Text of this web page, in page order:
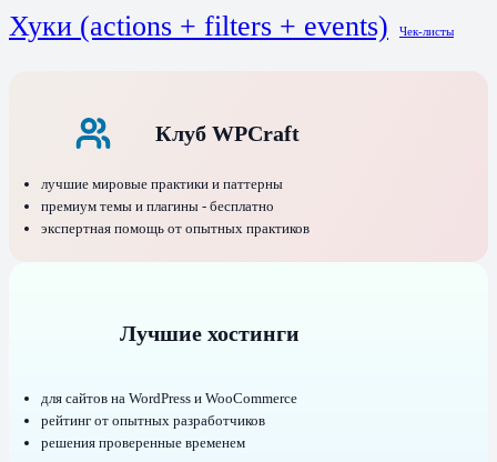
Хуки (actions + filters + events) Чек-листы
Клуб WPCraft
лучшие мировые практики и паттерны
премиум темы и плагины - бесплатно
экспертная помощь от опытных практиков
Лучшие хостинги
для сайтов на WordPress и WooCommerce
рейтинг от опытных разработчиков
решения проверенные временем